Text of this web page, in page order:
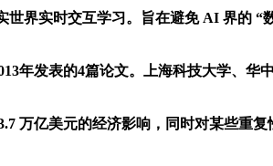
界实时交互学习。旨在避免 AI 界的 “
发表的4篇论文。上海科技大学、华
亿美元的经济影响，同时对某些重复